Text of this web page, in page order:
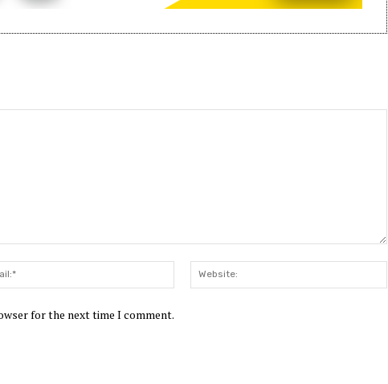
Email:*
for the next time I comment.